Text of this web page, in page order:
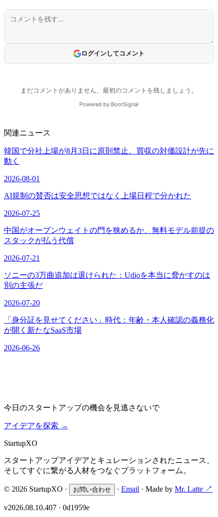
関連ニュース
韓国で分社上場が8月3日に原則禁止、買収の対価設計が先に
動く
2026-08-01
AI規制の賛否は安全思想ではなく上場日程で分かれた
2026-07-25
中国がオープンウェイトの門を狭めるか、無料モデル前提の
スタックが払う代償
2026-07-21
ソニーの3万曲追加は退けられた：Udioを本当に脅かすのは
別の主張だ
2026-07-20
「身分証を見せてください」時代：年齢・本人確認の義務化
が開く新たなSaaS市場
2026-06-26
今日のスタートアップの機会を見逃さないで
アイデアを探索 →
StartupXO
スタートアップアイデアとキュレーションされたニュース、
そしてすぐに繋がる人材をつなぐプラットフォーム。
© 2026 StartupXO · お問い合わせ · Email · Made by Mr. Latte ↗
v2026.08.10.407 · 0d1959e